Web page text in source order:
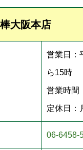
大阪本店
営業日：
ら15時
営業時間
定休日：
06-6458-